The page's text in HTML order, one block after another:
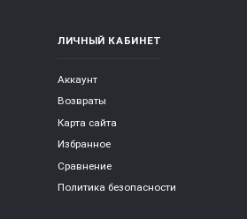
ЛИЧНЫЙ КАБИНЕТ
Аккаунт
Возвраты
Карта сайта
Избранное
Сравнение
Политика безопасности